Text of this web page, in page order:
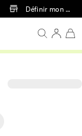
principal
Définir mon